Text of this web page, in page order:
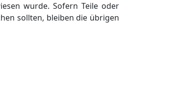
wurde. Sofern Teile oder
sollten, bleiben die übrigen